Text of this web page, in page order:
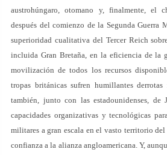
austrohúngaro, otomano y, finalmente, el
después del comienzo de la Segunda Guerra
superioridad cualitativa del Tercer Reich
incluida Gran Bretaña, en la eficiencia de la
movilización de todos los recursos
tropas británicas sufren humillantes
también, junto con las estadounidenses, de
capacidades organizativas y tecnológicas
militares a gran escala en el vasto territorio del
confianza a la alianza angloamericana. Y,